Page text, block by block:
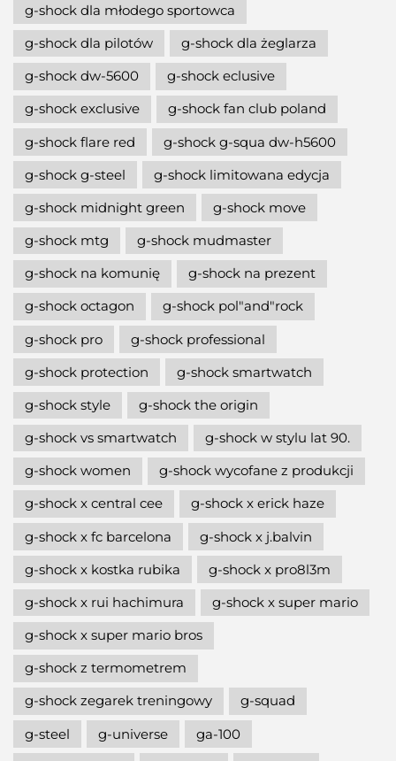
g-shock dla młodego sportowca
g-shock dla pilotów
g-shock dla żeglarza
g-shock dw-5600
g-shock eclusive
g-shock exclusive
g-shock fan club poland
g-shock flare red
g-shock g-squa dw-h5600
g-shock g-steel
g-shock limitowana edycja
g-shock midnight green
g-shock move
g-shock mtg
g-shock mudmaster
g-shock na komunię
g-shock na prezent
g-shock octagon
g-shock pol"and"rock
g-shock pro
g-shock professional
g-shock protection
g-shock smartwatch
g-shock style
g-shock the origin
g-shock vs smartwatch
g-shock w stylu lat 90.
g-shock women
g-shock wycofane z produkcji
g-shock x central cee
g-shock x erick haze
g-shock x fc barcelona
g-shock x j.balvin
g-shock x kostka rubika
g-shock x pro8l3m
g-shock x rui hachimura
g-shock x super mario
g-shock x super mario bros
g-shock z termometrem
g-shock zegarek treningowy
g-squad
g-steel
g-universe
ga-100